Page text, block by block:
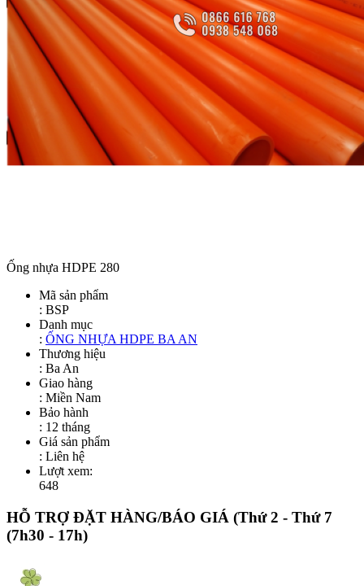
Ống nhựa HDPE 280
Mã sản phẩm
: BSP
Danh mục
: ỐNG NHỰA HDPE BA AN
Thương hiệu
: Ba An
Giao hàng
: Miền Nam
Bảo hành
: 12 tháng
Giá sản phẩm
: Liên hệ
Lượt xem:
648
HỖ TRỢ ĐẶT HÀNG/BÁO GIÁ (Thứ 2 - Thứ 7
(7h30 - 17h)